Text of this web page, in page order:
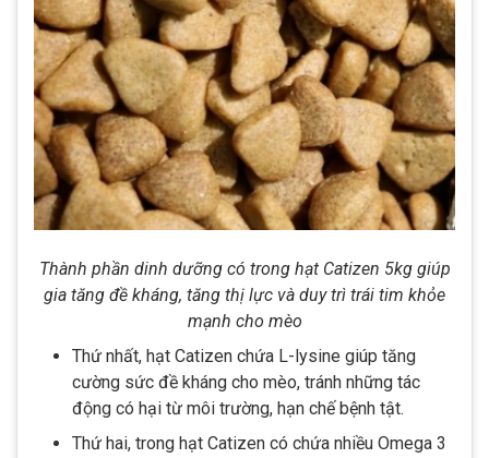
Thành phần dinh dưỡng có trong hạt Catizen 5kg giúp
gia tăng đề kháng, tăng thị lực và duy trì trái tim khỏe
mạnh cho mèo
Thứ nhất, hạt Catizen chứa L-lysine giúp tăng
cường sức đề kháng cho mèo, tránh những tác
động có hại từ môi trường, hạn chế bệnh tật.
Thứ hai, trong hạt Catizen có chứa nhiều Omega 3